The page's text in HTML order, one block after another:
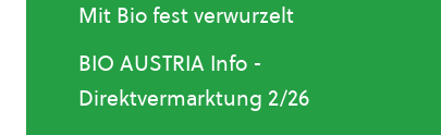
Mit Bio fest verwurzelt
BIO AUSTRIA Info -
Direktvermarktung 2/26